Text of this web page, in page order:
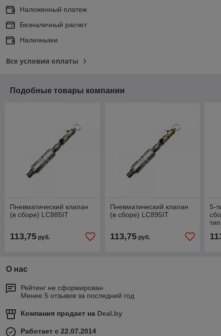
Наложенный платеж
Безналичный расчет
Наличными
Все условия оплаты
Подобные товары компании
Пневматический клапан
(в сборе) LC885IT
113,75 руб.
Пневматический клапан
(в сборе) LC895IT
113,75руб.
5-
HZ
О нас
Рейтинг не сформирован
Менее 5 отзывов за последний год
Компания продает на Deal.by
Работает с 22.07.2014